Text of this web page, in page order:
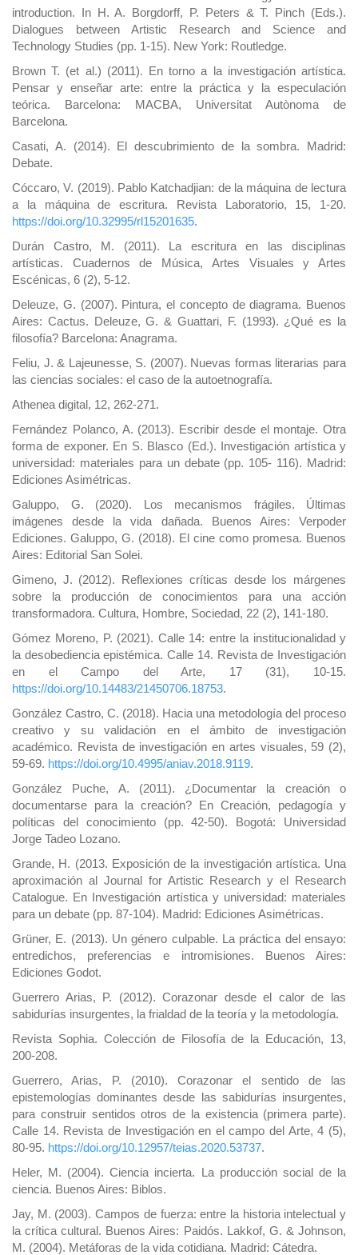
introduction. In H. A. Borgdorff, P. Peters & T. Pinch (Eds.).
Dialogues between Artistic Research and Science and
Technology Studies (pp. 1-15). New York: Routledge.
Brown T. (et al.) (2011). En torno a la investigación artística.
Pensar y enseñar arte: entre la práctica y la especulación
teórica. Barcelona: MACBA, Universitat Autònoma de
Barcelona.
Casati, A. (2014). El descubrimiento de la sombra. Madrid:
Debate.
Cóccaro, V. (2019). Pablo Katchadjian: de la máquina de lectura
a la máquina de escritura. Revista Laboratorio, 15, 1-20.
https://doi.org/10.32995/rl15201635.
Durán Castro, M. (2011). La escritura en las disciplinas
artísticas. Cuadernos de Música, Artes Visuales y Artes
Escénicas, 6 (2), 5-12.
Deleuze, G. (2007). Pintura, el concepto de diagrama. Buenos
Aires: Cactus. Deleuze, G. & Guattari, F. (1993). ¿Qué es la
filosofía? Barcelona: Anagrama.
Feliu, J. & Lajeunesse, S. (2007). Nuevas formas literarias para
las ciencias sociales: el caso de la autoetnografía.
Athenea digital, 12, 262-271.
Fernández Polanco, A. (2013). Escribir desde el montaje. Otra
forma de exponer. En S. Blasco (Ed.). Investigación artística y
universidad: materiales para un debate (pp. 105- 116). Madrid:
Ediciones Asimétricas.
Galuppo, G. (2020). Los mecanismos frágiles. Últimas
imágenes desde la vida dañada. Buenos Aires: Verpoder
Ediciones. Galuppo, G. (2018). El cine como promesa. Buenos
Aires: Editorial San Solei.
Gimeno, J. (2012). Reflexiones críticas desde los márgenes
sobre la producción de conocimientos para una acción
transformadora. Cultura, Hombre, Sociedad, 22 (2), 141-180.
Gómez Moreno, P. (2021). Calle 14: entre la institucionalidad y
la desobediencia epistémica. Calle 14. Revista de Investigación
en el Campo del Arte, 17 (31), 10-15.
https://doi.org/10.14483/21450706.18753.
González Castro, C. (2018). Hacia una metodología del proceso
creativo y su validación en el ámbito de investigación
académico. Revista de investigación en artes visuales, 59 (2),
59-69. https://doi.org/10.4995/aniav.2018.9119.
González Puche, A. (2011). ¿Documentar la creación o
documentarse para la creación? En Creación, pedagogía y
políticas del conocimiento (pp. 42-50). Bogotá: Universidad
Jorge Tadeo Lozano.
Grande, H. (2013. Exposición de la investigación artística. Una
aproximación al Journal for Artistic Research y el Research
Catalogue. En Investigación artística y universidad: materiales
para un debate (pp. 87-104). Madrid: Ediciones Asimétricas.
Grüner, E. (2013). Un género culpable. La práctica del ensayo:
entredichos, preferencias e intromisiones. Buenos Aires:
Ediciones Godot.
Guerrero Arias, P. (2012). Corazonar desde el calor de las
sabidurías insurgentes, la frialdad de la teoría y la metodología.
Revista Sophia. Colección de Filosofía de la Educación, 13,
200-208.
Guerrero, Arias, P. (2010). Corazonar el sentido de las
epistemologías dominantes desde las sabidurías insurgentes,
para construir sentidos otros de la existencia (primera parte).
Calle 14. Revista de Investigación en el campo del Arte, 4 (5),
80-95. https://doi.org/10.12957/teias.2020.53737.
Heler, M. (2004). Ciencia incierta. La producción social de la
ciencia. Buenos Aires: Biblos.
Jay, M. (2003). Campos de fuerza: entre la historia intelectual y
la crítica cultural. Buenos Aires: Paidós. Lakkof, G. & Johnson,
M. (2004). Metáforas de la vida cotidiana. Madrid: Cátedra.